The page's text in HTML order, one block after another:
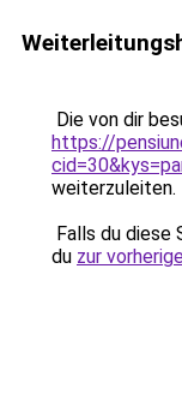
Die von dir
https://
weiterzuleiten.
Falls du diese
du zur